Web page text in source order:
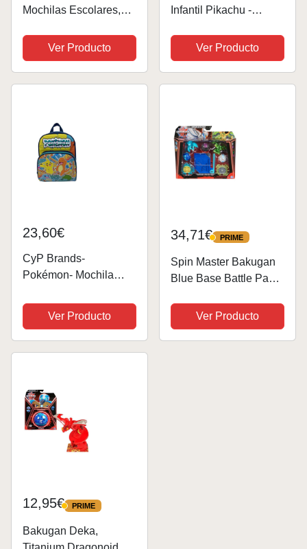
Mochilas Escolares,
Estampado Mochila
Bolsa Mochila Escolar
de Dibujos Animados
Ver Producto
Infantil Pikachu -
Niño y Niña - Mochilas
Picahu - Idea de
Regalo
Ver Producto
23,60€
CyP Brands-
Pokémon- Mochila
escolar, Medidas 30
cm, Material Escolar,
Backpack, Pikachu,
Multicolor,...
Ver Producto
34,71€ PRIME
PRIME
Spin Master Bakugan
Blue Base Battle Pack
acción, Ventri de
ataque especial,
Dragonoide de ataque
Ver Producto
12,95€ PRIME
PRIME
Bakugan Deka,